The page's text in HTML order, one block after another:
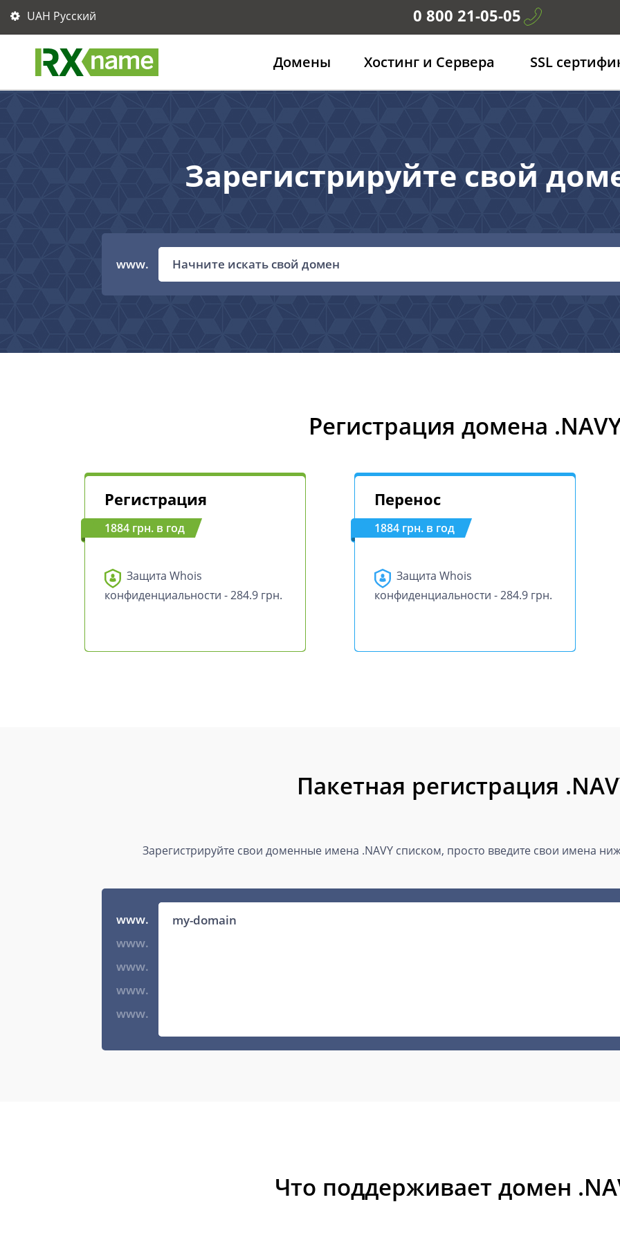
UAH Русский 0 800 21-05-05
Домены Хостинг и Сервера SSL
Зарегистрируйте свой
www.
Регистрация домена
Регистрация
1884 грн. в год
Защита Whois
конфиденциальности - 284.9 грн.
Перенос
1884 грн. в год
Защита Whois
конфиденциальности - 284.9 грн.
Пакетная регистрация
Зарегистрируйте свои доменные имена .NAVY списком, просто введите свои имена
www.
www.
www.
www.
www.
Что поддерживает домен